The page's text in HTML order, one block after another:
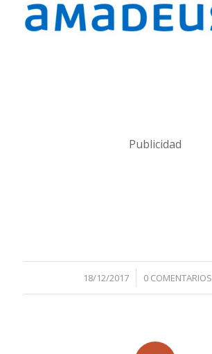
Publicidad
18/12/2017
/ 0 COMENTARIOS
/